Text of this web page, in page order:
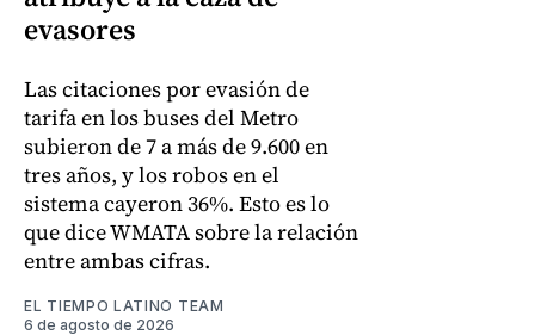
evasores
Las citaciones por evasión de
tarifa en los buses del Metro
subieron de 7 a más de 9.600 en
tres años, y los robos en el
sistema cayeron 36%. Esto es lo
que dice WMATA sobre la relación
entre ambas cifras.
EL TIEMPO LATINO TEAM
6 de agosto de 2026